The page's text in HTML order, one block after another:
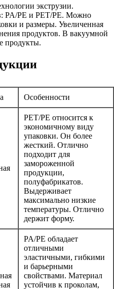
экструзии.
PA/PE и PEТ/PE. Можно
и размеры. Увеличенная
продуктов. В вакуумной
продукты.
Особенности
PEТ/PE относится к
экономичному виду
упаковки. Он более
жесткий. Отлично
подходит для
замороженной
продукции,
полуфабрикатов.
Выдерживает
максимально низкие
температуры. Отлично
держит форму.
PA/PE обладает
отличными
эластичными, гибкими
и барьерными
свойствами. Материал
устойчив к проколам,